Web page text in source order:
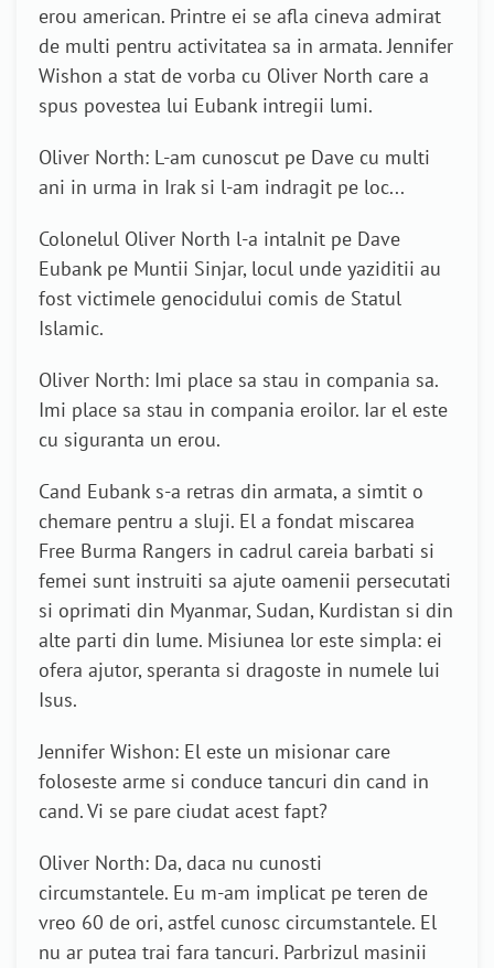
erou american. Printre ei se afla cineva admirat
de multi pentru activitatea sa in armata. Jennifer
Wishon a stat de vorba cu Oliver North care a
spus povestea lui Eubank intregii lumi.
Oliver North: L-am cunoscut pe Dave cu multi
ani in urma in Irak si l-am indragit pe loc...
Colonelul Oliver North l-a intalnit pe Dave
Eubank pe Muntii Sinjar, locul unde yaziditii au
fost victimele genocidului comis de Statul
Islamic.
Oliver North: Imi place sa stau in compania sa.
Imi place sa stau in compania eroilor. Iar el este
cu siguranta un erou.
Cand Eubank s-a retras din armata, a simtit o
chemare pentru a sluji. El a fondat miscarea
Free Burma Rangers in cadrul careia barbati si
femei sunt instruiti sa ajute oamenii persecutati
si oprimati din Myanmar, Sudan, Kurdistan si din
alte parti din lume. Misiunea lor este simpla: ei
ofera ajutor, speranta si dragoste in numele lui
Isus.
Jennifer Wishon: El este un misionar care
foloseste arme si conduce tancuri din cand in
cand. Vi se pare ciudat acest fapt?
Oliver North: Da, daca nu cunosti
circumstantele. Eu m-am implicat pe teren de
vreo 60 de ori, astfel cunosc circumstantele. El
nu ar putea trai fara tancuri. Parbrizul masinii